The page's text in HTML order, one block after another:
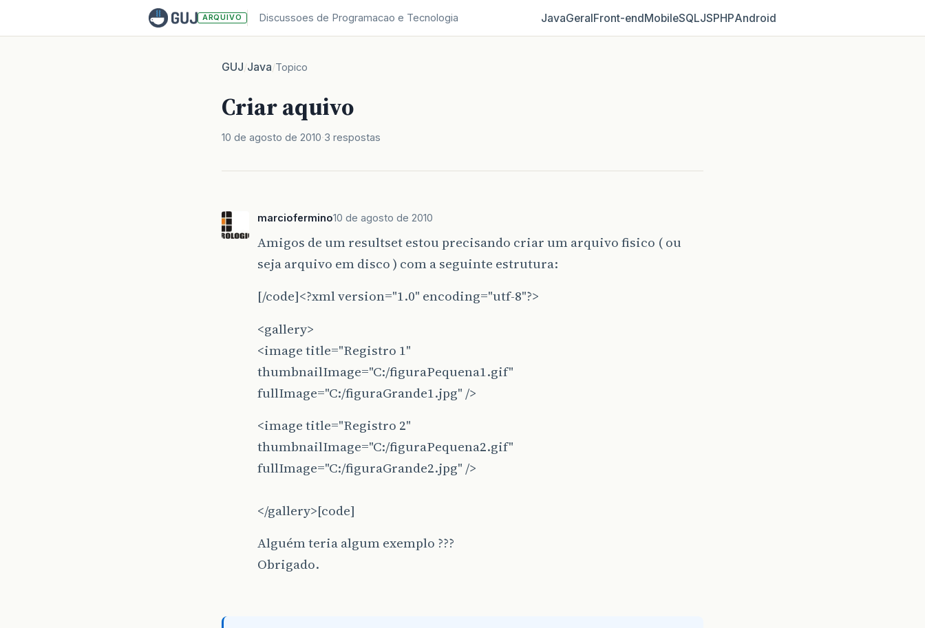
ARQUIVO Discussoes de Programacao e Tecnologia JavaGeralFront‑endMobileSQLJSPHPAndroid
GUJ/Java/Topico
Criar aquivo
10 de agosto de 2010 3 respostas
marciofermino10 de agosto de 2010
Amigos de um resultset estou precisando criar um arquivo fisico ( ou
seja arquivo em disco ) com a seguinte estrutura:
[/code]<?xml version="1.0" encoding="utf-8"?>
<gallery>
<image title="Registro 1"
thumbnailImage="C:/figuraPequena1.gif"
fullImage="C:/figuraGrande1.jpg" />
<image title="Registro 2"
thumbnailImage="C:/figuraPequena2.gif"
fullImage="C:/figuraGrande2.jpg" />
</gallery>[code]
Alguém teria algum exemplo ???
Obrigado.